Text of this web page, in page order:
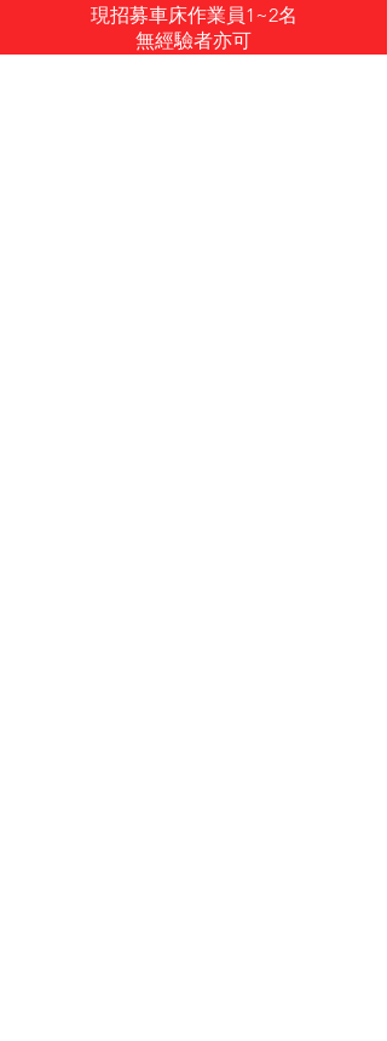
現招募車床作業員1~2名
無經驗者亦可